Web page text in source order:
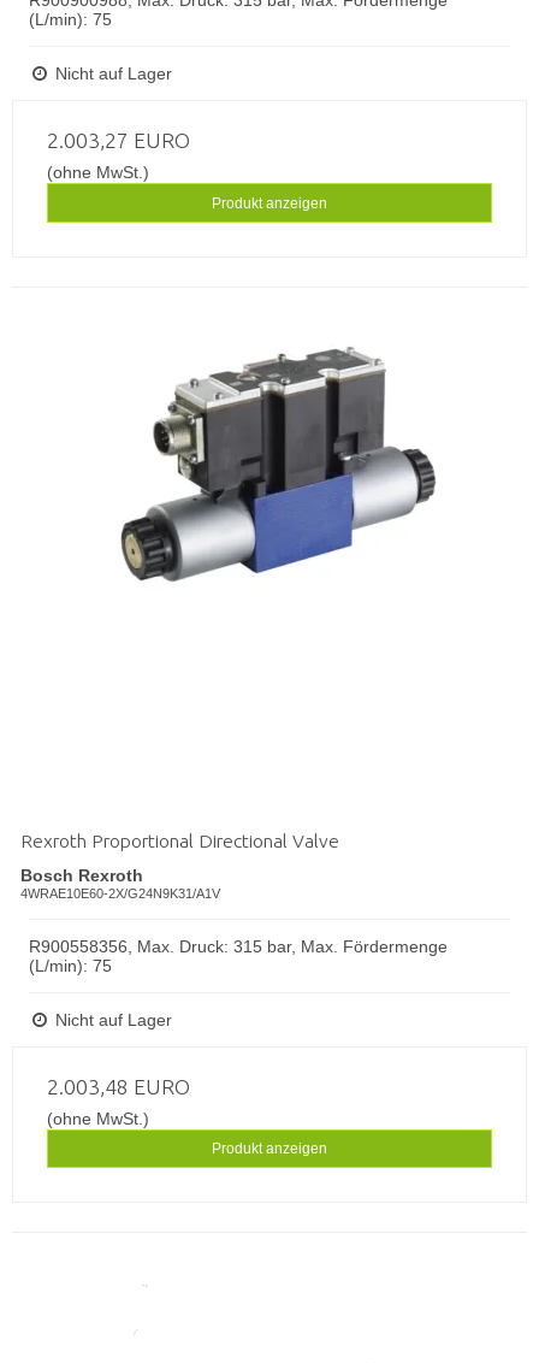
(L/min): 75
Nicht auf Lager
2.003,27 EURO
(ohne MwSt.)
Produkt anzeigen
Rexroth Proportional Directional Valve
Bosch Rexroth
4WRAE10E60-2X/G24N9K31/A1V
R900558356, Max. Druck: 315 bar, Max. Fördermenge
(L/min): 75
Nicht auf Lager
2.003,48 EURO
(ohne MwSt.)
Produkt anzeigen